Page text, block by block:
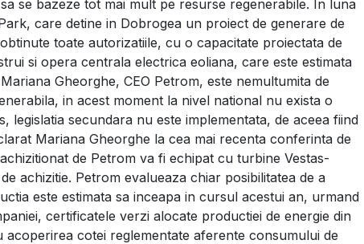
se bazeze tot mai mult pe resurse regenerabile. In luna
care detine in Dobrogea un proiect de generare de
toate autorizatiile, cu o capacitate proiectata de
si opera centrala electrica eoliana, care este estimata
Gheorghe, CEO Petrom, este nemultumita de
in acest moment la nivel national nu exista o
secundara nu este implementata, de aceea fiind
Mariana Gheorghe la cea mai recenta conferinta de
de Petrom va fi echipat cu turbine Vestas-
achizitie. Petrom evalueaza chiar posibilitatea de a
este estimata sa inceapa in cursul acestui an, urmand
certificatele verzi alocate productiei de energie din
cotei reglementate aferente consumului de